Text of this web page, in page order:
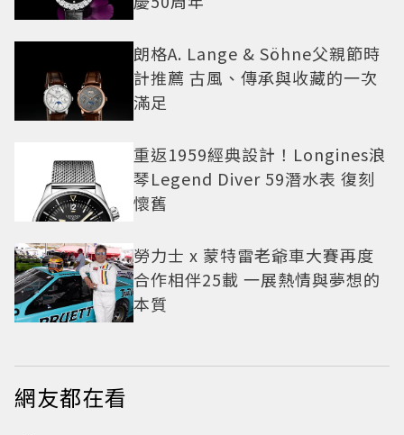
朗格A. Lange & Söhne父親節時
計推薦 古風、傳承與收藏的一次
滿足
重返1959經典設計！Longines浪
琴Legend Diver 59潛水表 復刻
懷舊
勞力士 x 蒙特雷老爺車大賽再度
合作相伴25載 一展熱情與夢想的
本質
網友都在看